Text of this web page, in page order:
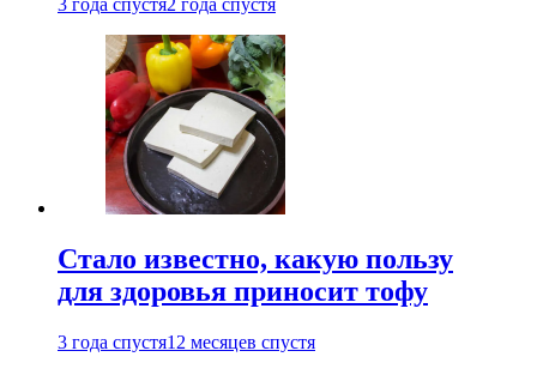
3 года спустя2 года спустя
Стало известно, какую пользу
для здоровья приносит тофу
3 года спустя12 месяцев спустя